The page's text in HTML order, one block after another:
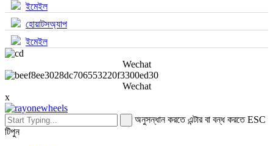
ইমেইল
হোয়াটসঅ্যাপ
ইমেইল
Wechat
Wechat
x
অনুসন্ধান করতে এন্টার বা বন্ধ করতে ESC
টিপুন